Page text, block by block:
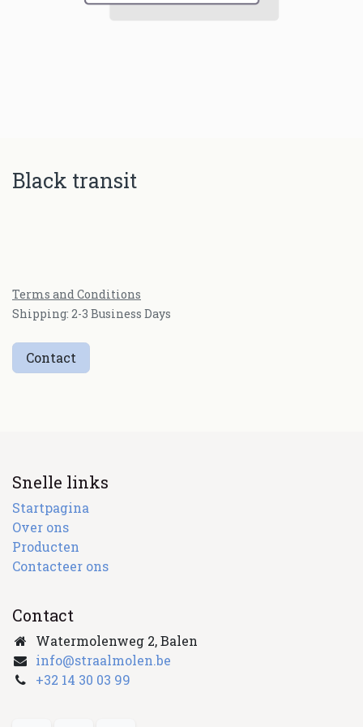
Black transit
Terms and Conditions
Shipping: 2-3 Business Days
Contact
Snelle links
Startpagina
Over ons
Producten
Contacteer ons
Contact
Watermolenweg 2, Balen
info@straalmolen.be
+32 14 30 03 99